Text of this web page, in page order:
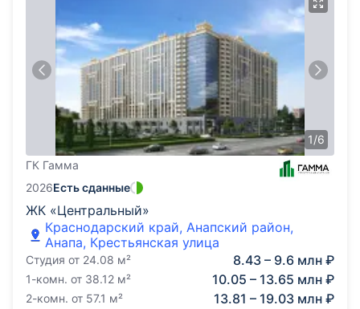
1/6
ГК Гамма
ЖК «Центральный»
2026Есть сданные
Краснодарский край, Анапский район,
Анапа, Крестьянская улица
Студия от 24.08 м² 8.43 – 9.6 млн ₽
1-комн. от 38.12 м² 10.05 – 13.65 млн ₽
2-комн. от 57.1 м² 13.81 – 19.03 млн ₽